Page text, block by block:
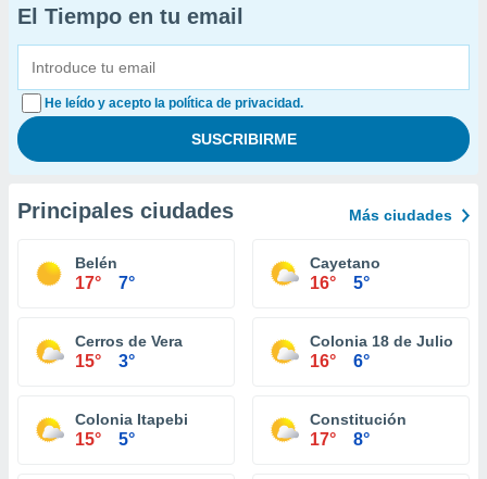
El Tiempo en tu email
He leído y acepto la política de privacidad.
Principales ciudades Más ciudades
Belén
17° 7°
Cayetano
16° 5°
Cerros de Vera
15° 3°
Colonia 18 de Julio
16° 6°
Colonia Itapebi
15° 5°
Constitución
17° 8°